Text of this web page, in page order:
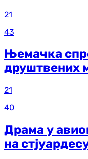
21
43
Њемачка
друштвених
21
40
Драма у
на